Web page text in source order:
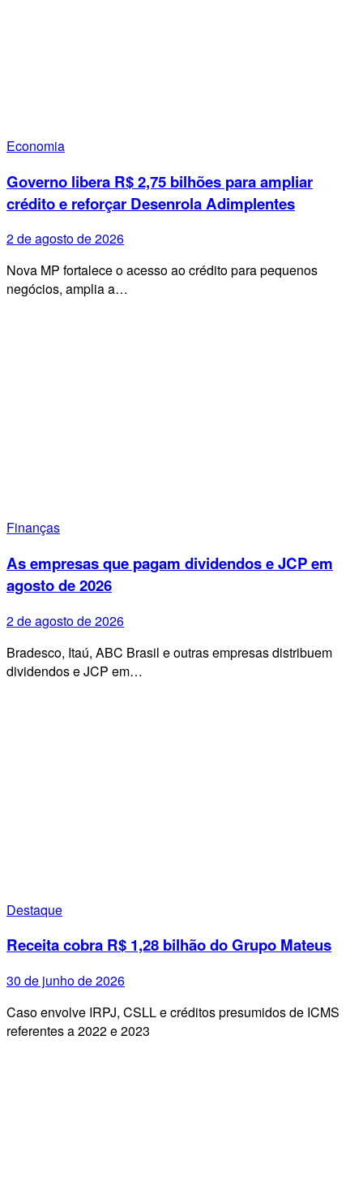
Economia
Governo libera R$ 2,75 bilhões para ampliar
crédito e reforçar Desenrola Adimplentes
2 de agosto de 2026
Nova MP fortalece o acesso ao crédito para pequenos
negócios, amplia a…
Finanças
As empresas que pagam dividendos e JCP em
agosto de 2026
2 de agosto de 2026
Bradesco, Itaú, ABC Brasil e outras empresas distribuem
dividendos e JCP em…
Destaque
Receita cobra R$ 1,28 bilhão do Grupo Mateus
30 de junho de 2026
Caso envolve IRPJ, CSLL e créditos presumidos de ICMS
referentes a 2022 e 2023